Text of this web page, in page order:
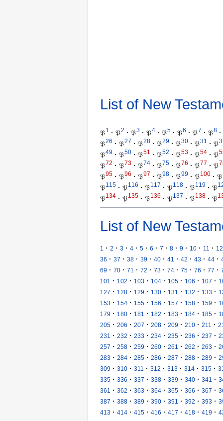
List of New
𝔓1 · 𝔓2 · 𝔓3 · 𝔓4 · 𝔓5 · 𝔓6 · 𝔓7 · 𝔓8 ·
𝔓26 · 𝔓27 · 𝔓28 · 𝔓29 · 𝔓30 · 𝔓31 · 𝔓
𝔓49 · 𝔓50 · 𝔓51 · 𝔓52 · 𝔓53 · 𝔓54 · 𝔓
𝔓72 · 𝔓73 · 𝔓74 · 𝔓75 · 𝔓76 · 𝔓77 · 𝔓
𝔓95 · 𝔓96 · 𝔓97 · 𝔓98 · 𝔓99 · 𝔓100 · 𝔓
𝔓115 · 𝔓116 · 𝔓117 · 𝔓118 · 𝔓119 · 𝔓
𝔓134 · 𝔓135 · 𝔓136 · 𝔓137 · 𝔓138 · 𝔓
List of New
1 · 2 · 3 · 4 · 5 · 6 · 7 · 8 · 9 · 10 · 11 · 12
36 · 37 · 38 · 39 · 40 · 41 · 42 · 43 · 44 ·
69 · 70 · 71 · 72 · 73 · 74 · 75 · 76 · 77 ·
101
· 102 · 103 · 104 · 105 · 106 · 107 ·
127 · 128 · 129 · 130 · 131 · 132 · 133 ·
153 · 154 · 155 · 156 · 157 · 158 · 159 ·
179 · 180 · 181 · 182 · 183 · 184 · 185 ·
205 · 206 · 207 · 208 · 209 · 210 · 211 ·
231
· 232 · 233 · 234 · 235 · 236 · 237 ·
257 · 258 · 259 · 260 · 261 · 262 · 263 ·
283 · 284 · 285 · 286 · 287 · 288 · 289 ·
309 · 310 · 311 · 312 · 313 · 314 · 315 ·
335 · 336 · 337 · 338 · 339 · 340 · 341 ·
361
· 362 · 363 · 364 · 365 · 366 · 367 ·
387 · 388 · 389 · 390 · 391 · 392 · 393 ·
413 · 414 · 415 · 416 · 417 · 418 · 419 ·